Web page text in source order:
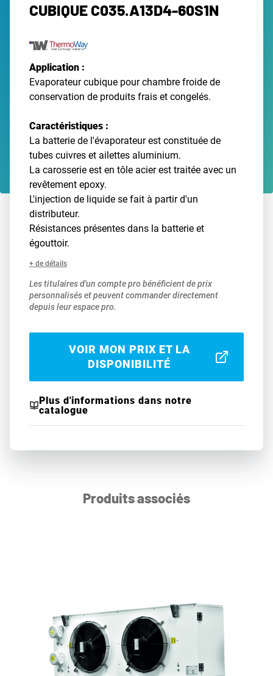
CUBIQUE C035.A13D4-60S1N
Application :
Evaporateur cubique pour chambre froide de
conservation de produits frais et congelés.
Caractéristiques :
La batterie de l'évaporateur est constituée de
tubes cuivres et ailettes aluminium.
La carosserie est en tôle acier est traitée avec un
revêtement epoxy.
L'injection de liquide se fait à partir d'un
distributeur.
Résistances présentes dans la batterie et
égouttoir.
+ de détails
Les titulaires d'un compte pro bénéficient de prix
personnalisés et peuvent commander directement
depuis leur espace pro.
VOIR MON PRIX ET LA
DISPONIBILITÉ
Plus d'informations dans notre
catalogue
Produits associés